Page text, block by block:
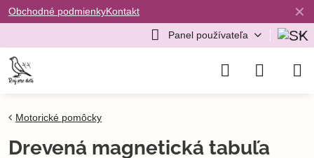
✕
Obchodné podmienkyKontakt
Panel používateľa
Motorické pomôcky
Drevená magnetická tabuľa